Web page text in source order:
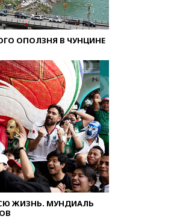
ОПОЛЗНЯ В ЧУНЦИНЕ
ЖИЗНЬ. МУНДИАЛЬ